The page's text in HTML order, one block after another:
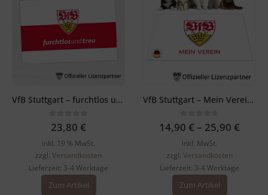
VfB Stuttgart – furchtlos und treu – Schreibtischunterlage weiß
0out of 5
23,80 €
inkl. 19 % MwSt.
zzgl. Versandkosten
Lieferzeit: 3-4 Werktage
Zum Artikel
VfB Stuttgart – Mein Verein – Napfunterlage
0 out of 5
14,90 € – 25,90 €
inkl. MwSt.
zzgl. Versandkosten
Lieferzeit: 3-4 Werktage
Zum Artikel
Dieses
Produkt